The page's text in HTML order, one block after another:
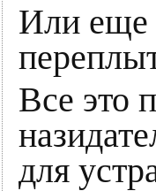
Или еще
Все это
для